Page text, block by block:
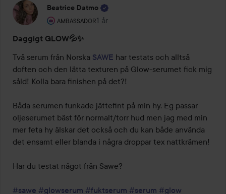
Beatrice Datmo
AMBASSADOR
Användarens roll: Ambassador.
1 år
Inlägget skapades 1 år
Daggigt GLOW💦✨
Två serum från Norska SAWE har testats och alltså
doften och den lätta texturen på Glow-serumet fick mig
såld! Kolla bara finishen på det?!
Båda serumen funkade jättefint på min hy. Eg passar
oljeserumet bäst för normalt/torr hud men jag med min
mer feta hy älskar det också och du kan både använda
det ensamt eller blanda i några droppar tex nattkrämen!
Har du testat något från Sawe?
#sawe #glowserum #fuktserum #serum #glow